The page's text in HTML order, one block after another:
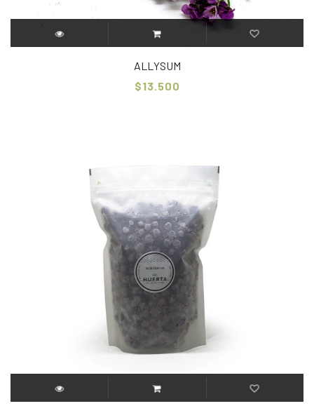
ALLYSUM
$13.500